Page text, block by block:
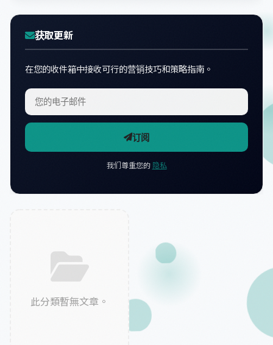
此分類暫無文章。
获取更新
在您的收件箱中接收可行的营销技巧和策略指南。
订阅
我们尊重您的 隐私